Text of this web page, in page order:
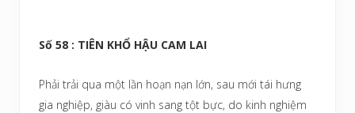
Số 58 : TIÊN KHỔ HẬU CAM LAI
Phải trải qua một lần hoạn nạn lớn, sau mới tái hưng
gia nghiệp, giàu có vinh sang tột bực, do kinh nghiệm